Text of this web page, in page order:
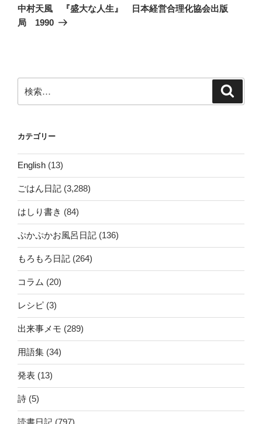
ー
シ
の
投
中村天風 『盛大な人生』 日本経営合理化協会出版
局 1990
索:
カテゴリー
English (13)
ごはん日記 (3,288)
はしり書き (84)
ぷかぷかお風呂日記 (136)
もろもろ日記 (264)
コラム (20)
レシピ (3)
出来事メモ (289)
用語集 (34)
発表 (13)
詩 (5)